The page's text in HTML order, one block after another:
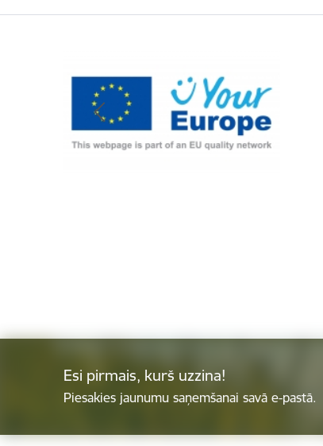
Esi pirmais, kurš uzzina!
Piesakies jaunumu saņemšanai savā e-pastā.